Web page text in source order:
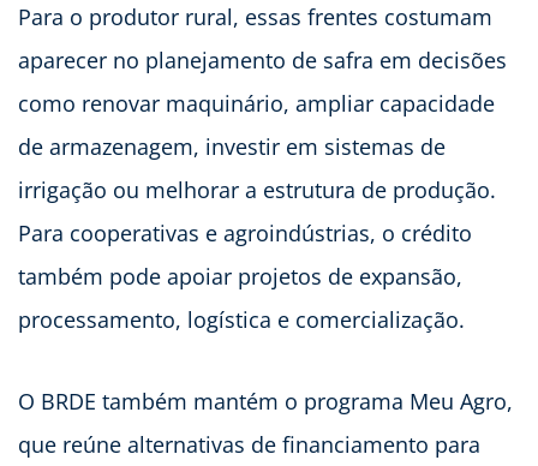
Para o produtor rural, essas frentes costumam
aparecer no planejamento de safra em decisões
como renovar maquinário, ampliar capacidade
de armazenagem, investir em sistemas de
irrigação ou melhorar a estrutura de produção.
Para cooperativas e agroindústrias, o crédito
também pode apoiar projetos de expansão,
processamento, logística e comercialização.
O BRDE também mantém o programa Meu Agro,
que reúne alternativas de financiamento para